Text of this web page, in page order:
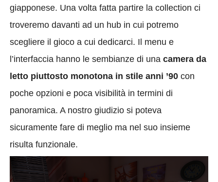
giapponese. Una volta fatta partire la collection ci
troveremo davanti ad un hub in cui potremo
scegliere il gioco a cui dedicarci. Il menu e
l’interfaccia hanno le sembianze di una camera da
letto piuttosto monotona in stile anni ’90 con
poche opzioni e poca visibilità in termini di
panoramica. A nostro giudizio si poteva
sicuramente fare di meglio ma nel suo insieme
risulta funzionale.